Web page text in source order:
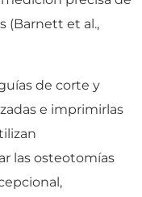
(Barnett et al.,
de corte y
e imprimirlas
las osteotomías